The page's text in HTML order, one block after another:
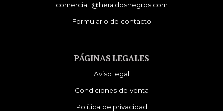
comercial1@heraldosnegros.com
Formulario de contacto
PÁGINAS LEGALES
Aviso legal
Condiciones de venta
Política de privacidad